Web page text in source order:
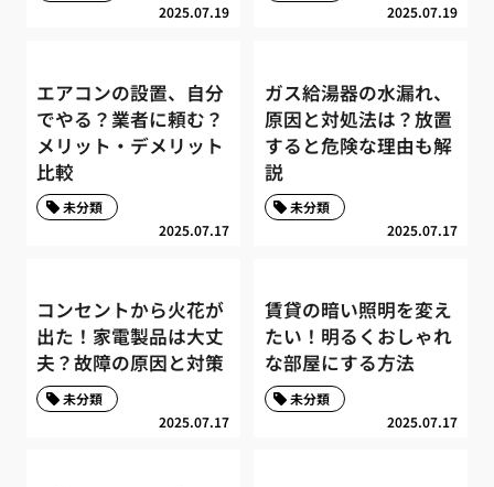
2025.07.19 2025.07.19
エアコンの設置、自分
でやる？業者に頼む？
メリット・デメリット
比較
2025.07.17
未分類
ガス給湯器の水漏れ、
原因と対処法は？放置
すると危険な理由も解
説
2025.07.17
未分類
コンセントから火花が
出た！家電製品は大丈
夫？故障の原因と対策
2025.07.17
未分類
賃貸の暗い照明を変え
たい！明るくおしゃれ
な部屋にする方法
2025.07.17
未分類